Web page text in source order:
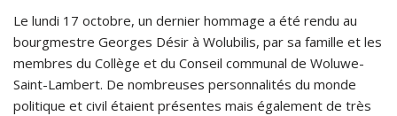
Le lundi 17 octobre, un dernier hommage a été rendu au
bourgmestre Georges Désir à Wolubilis, par sa famille et les
membres du Collège et du Conseil communal de Woluwe-
Saint-Lambert. De nombreuses personnalités du monde
politique et civil étaient présentes mais également de très